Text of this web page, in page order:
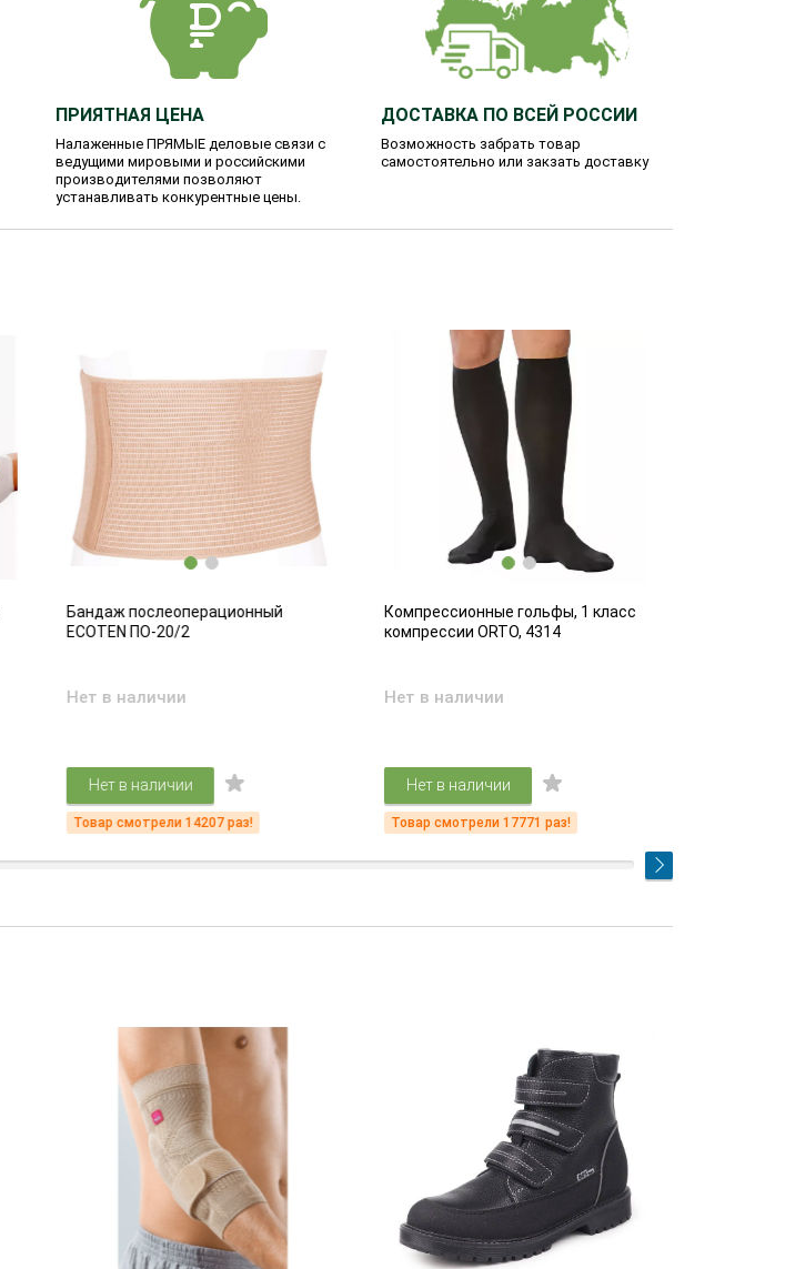
ПРИЯТНАЯ ЦЕНА
Налаженные ПРЯМЫЕ деловые связи с
ведущими мировыми и российскими
производителями позволяют
устанавливать конкурентные цены.
ДОСТАВКА ПО ВСЕЙ РОССИИ
Возможность забрать товар
самостоятельно или закзать доставку
Бандаж послеоперационный
ECOTEN ПО-20/2
Нет в наличии
Нет в наличии
Товар смотрели 14207 раз!
Компрессионные гольфы, 1 класс
компрессии ORTO, 4314
Нет в наличии
Нет в наличии
Товар смотрели 17771 раз!